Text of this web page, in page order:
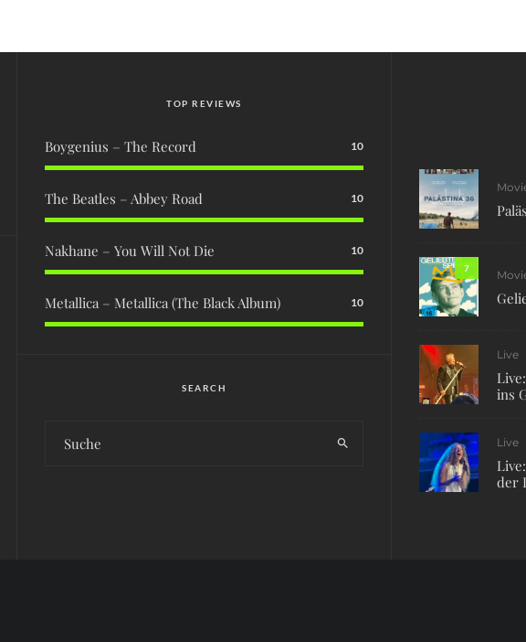
TOP REVIEWS
Boygenius – The Record 10
The Beatles – Abbey Road 10
Nakhane – You Will Not Die 10
Metallica – Metallica (The Black Album) 10
SEARCH
7
Live
ins
Live
der